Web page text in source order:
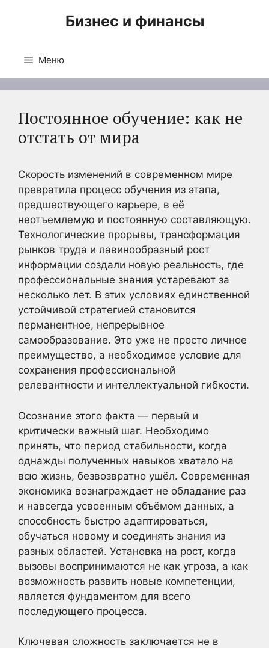
Бизнес и финансы
Меню
Постоянное обучение: как не
отстать от мира
Скорость изменений в современном мире
превратила процесс обучения из этапа,
предшествующего карьере, в её
неотъемлемую и постоянную составляющую.
Технологические прорывы, трансформация
рынков труда и лавинообразный рост
информации создали новую реальность, где
профессиональные знания устаревают за
несколько лет. В этих условиях единственной
устойчивой стратегией становится
перманентное, непрерывное
самообразование. Это уже не просто личное
преимущество, а необходимое условие для
сохранения профессиональной
релевантности и интеллектуальной гибкости.
Осознание этого факта — первый и
критически важный шаг. Необходимо
принять, что период стабильности, когда
однажды полученных навыков хватало на
всю жизнь, безвозвратно ушёл. Современная
экономика вознаграждает не обладание раз
и навсегда усвоенным объёмом данных, а
способность быстро адаптироваться,
обучаться новому и соединять знания из
разных областей. Установка на рост, когда
вызовы воспринимаются не как угроза, а как
возможность развить новые компетенции,
является фундаментом для всего
последующего процесса.
Ключевая сложность заключается не в